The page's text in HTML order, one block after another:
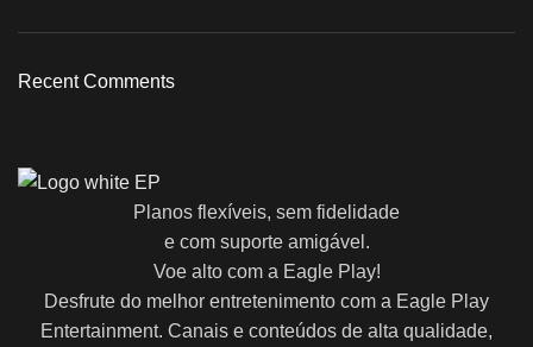
Recent Comments
Planos flexíveis, sem fidelidade
e com suporte amigável.
Voe alto com a Eagle Play!
Desfrute do melhor entretenimento com a Eagle Play
Entertainment. Canais e conteúdos de alta qualidade,